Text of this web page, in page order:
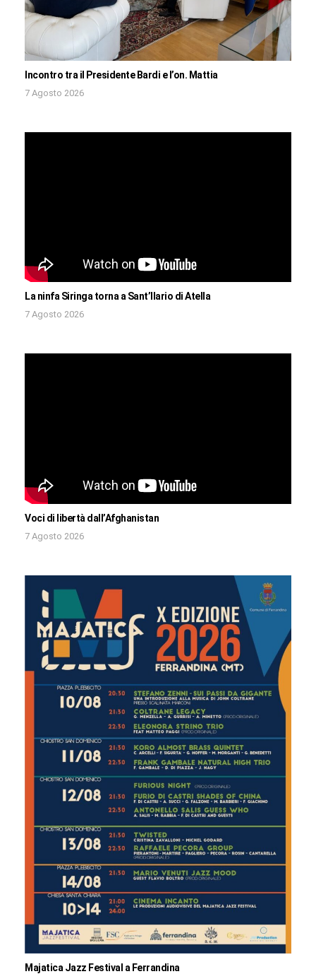
Incontro tra il Presidente Bardi e l’on. Mattia
7 Agosto 2026
La ninfa Siringa torna a Sant’Ilario di Atella
7 Agosto 2026
Voci di libertà dall’Afghanistan
7 Agosto 2026
Majatica Jazz Festival a Ferrandina